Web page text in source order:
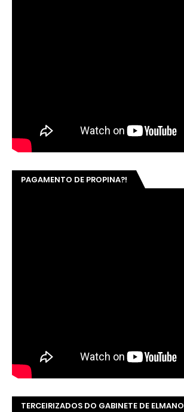
PAGAMENTO DE PROPINA?!
TERCEIRIZADOS DO GABINETE DE ELMANO